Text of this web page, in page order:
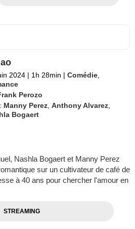
2024 | 1h 28min | Comédie
Perozo
Manny Perez ,Anthony Alvarez
Bogaert
Nashla Bogaert et Manny Perez
sur un cultivateur de café de
à 40 ans pour chercher l'amour en
STREAMING